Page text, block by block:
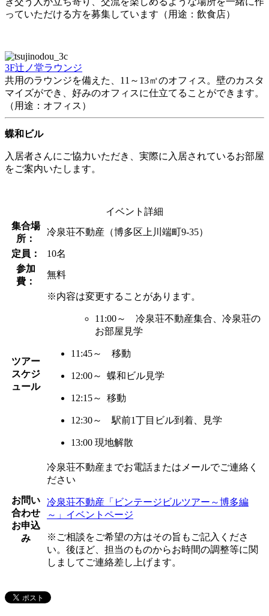
っていただける方を募集しています（用途：飲食店）
3F辻ノ堂ラウンジ
共用のラウンジを備えた、11～13㎡のオフィス。壁のカスタ
マイズができ、好みのオフィスに仕立てることができます。
（用途：オフィス）
蝶和ビル
入居者さんにご協力いただき、実際に入居されているお部屋
をご案内いたします。
イベント詳細
集合場
所：
冷泉荘不動産（博多区上川端町9-35）
定員：
10名
参加
費：
無料
ツアー
スケジ
ュール
※内容は変更することがあります。
11:00～ 冷泉荘不動産集合、冷泉荘の
お部屋見学
11:45～ 移動
12:00～ 蝶和ビル見学
12:15～ 移動
12:30～ 駅前1丁目ビル到着、見学
13:00 現地解散
お問い
合わせ
お申込
み
冷泉荘不動産までお電話またはメールでご連絡く
ださい
冷泉荘不動産「ビンテージビルツアー～博多編
～」イベントページ
※ご相談をご希望の方はその旨もご記入くださ
い。後ほど、担当のものからお時間の調整等に関
しましてご連絡差し上げます。